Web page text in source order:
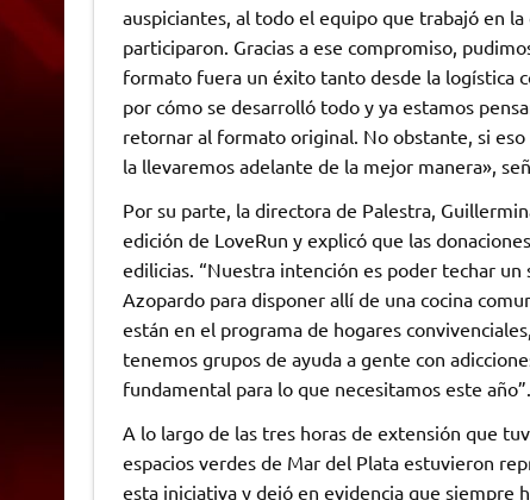
auspiciantes, al todo el equipo que trabajó en
participaron. Gracias a ese compromiso,
formato fuera un éxito tanto desde la logística
por cómo se desarrolló todo y ya estamos
retornar al formato original. No obstante, si
la llevaremos adelante de la mejor manera»,
Por su parte, la directora de Palestra,
edición de LoveRun y explicó que las
edilicias. “Nuestra intención es poder techar
Azopardo para disponer allí de una cocina
están en el programa de hogares
tenemos grupos de ayuda a gente con
fundamental para lo que necesitamos este año”.
A lo largo de las tres horas de extensión que
espacios verdes de Mar del Plata estuvieron
esta iniciativa y dejó en evidencia que siempre